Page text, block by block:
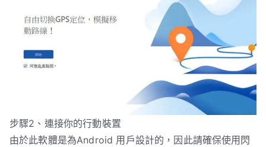
步驟2、連接你的行動裝置
由於此軟體是為Android 用戶設計的，因此請確保使用閃